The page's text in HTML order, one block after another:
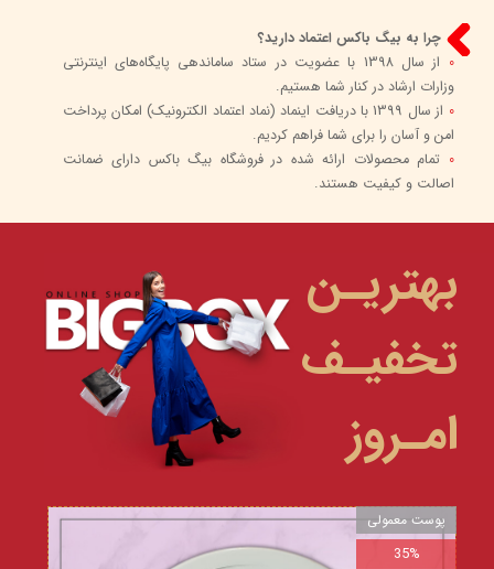
چرا به بیگ باکس اعتماد دارید؟
0
از سال 1398 با عضویت در ستاد ساماندهی پایگاه‌های اینترنتی
وزارات ارشاد در کنار شما هستیم.
0
از سال 1399 با دریافت اینماد (نماد اعتماد الکترونیک) امکان پرداخت
امن و آسان را برای شما فراهم کردیم.
0 تمام محصولات ارائه شده در فروشگاه بیگ باکس دارای ضمانت
اصالت و کیفیت هستند.
بهتریـن
تخفیـف
امـروز
پوست معمولی
35%